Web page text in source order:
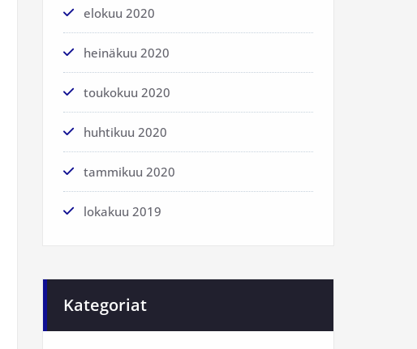
elokuu 2020
heinäkuu 2020
toukokuu 2020
huhtikuu 2020
tammikuu 2020
lokakuu 2019
Kategoriat